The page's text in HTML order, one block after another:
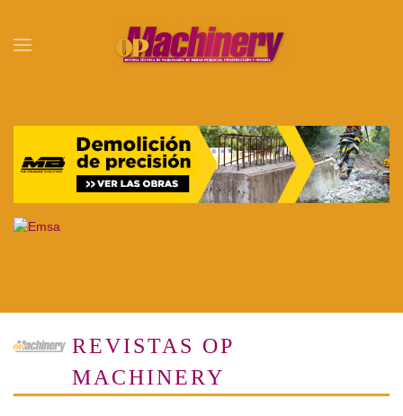
Skip to main content
REVISTAS OP
MACHINERY